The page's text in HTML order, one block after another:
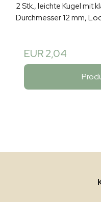
2 Stk., leichte Kugel mit
Durchmesser 12 mm,
EUR 2,04